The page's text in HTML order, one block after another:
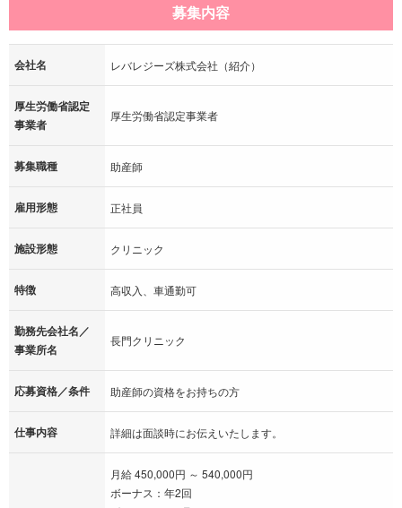
募集内容
会社名 レバレジーズ株式会社（紹介）
厚生労働省認定
事業者
厚生労働省認定事業者
募集職種 助産師
雇用形態 正社員
施設形態 クリニック
特徴 高収入、車通勤可
勤務先会社名／
事業所名
長門クリニック
応募資格／条件 助産師の資格をお持ちの方
仕事内容 詳細は面談時にお伝えいたします。
月給 450,000円 ～ 540,000円
ボーナス：年2回